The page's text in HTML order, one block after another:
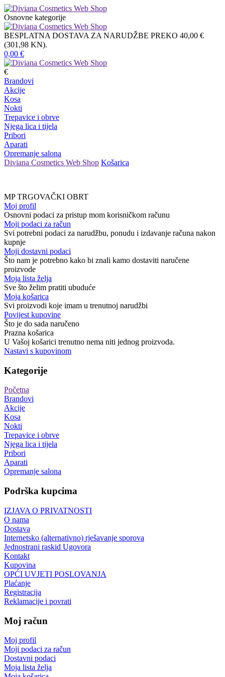
Osnovne kategorije
BESPLATNA DOSTAVA ZA NARUDŽBE PREKO 40,00 €
(301,98 KN).
0,00 €
€
Brandovi
Akcije
Kosa
Nokti
Trepavice i obrve
Njega lica i tijela
Pribori
Aparati
Opremanje salona
Diviana Cosmetics Web Shop Košarica
MP TRGOVAČKI OBRT
Moj profil
Osnovni podaci za pristup mom korisničkom računu
Moji podaci za račun
Svi potrebni podaci za narudžbu, ponudu i izdavanje računa nakon
kupnje
Moji dostavni podaci
Što nam je potrebno kako bi znali kamo dostaviti naručene
proizvode
Moja lista želja
Sve što želim pratiti ubuduće
Moja košarica
Svi proizvodi koje imam u trenutnoj narudžbi
Povijest kupovine
Što je do sada naručeno
Prazna košarica
U Vašoj košarici trenutno nema niti jednog proizvoda.
Nastavi s kupovinom
Kategorije
Početna
Brandovi
Akcije
Kosa
Nokti
Trepavice i obrve
Njega lica i tijela
Pribori
Aparati
Opremanje salona
Podrška kupcima
IZJAVA O PRIVATNOSTI
O nama
Dostava
Internetsko (alternativno) rješavanje sporova
Jednostrani raskid Ugovora
Kontakt
Kupovina
OPĆI UVJETI POSLOVANJA
Plaćanje
Registracija
Reklamacije i povrati
Moj račun
Moj profil
Moji podaci za račun
Dostavni podaci
Moja lista želja